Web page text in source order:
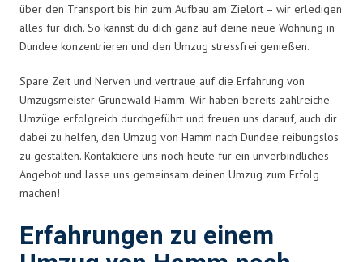
über den Transport bis hin zum Aufbau am Zielort – wir erledigen
alles für dich. So kannst du dich ganz auf deine neue Wohnung in
Dundee konzentrieren und den Umzug stressfrei genießen.
Spare Zeit und Nerven und vertraue auf die Erfahrung von
Umzugsmeister Grunewald Hamm. Wir haben bereits zahlreiche
Umzüge erfolgreich durchgeführt und freuen uns darauf, auch dir
dabei zu helfen, den Umzug von Hamm nach Dundee reibungslos
zu gestalten. Kontaktiere uns noch heute für ein unverbindliches
Angebot und lasse uns gemeinsam deinen Umzug zum Erfolg
machen!
Erfahrungen zu einem